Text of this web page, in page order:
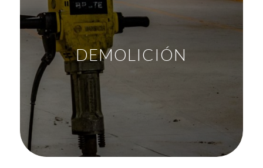
DEMOLICIÓN